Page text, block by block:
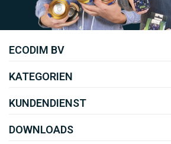
Uw EcoDim
ECODIM BV
KATEGORIEN
KUNDENDIENST
DOWNLOADS